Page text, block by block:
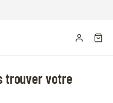
trouver votre